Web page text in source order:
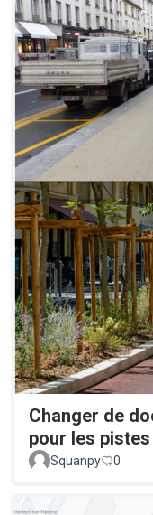
Changer de
pour les
Squanpy 0